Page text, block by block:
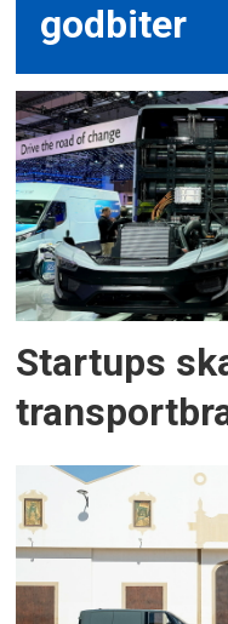
godbiter
Startups